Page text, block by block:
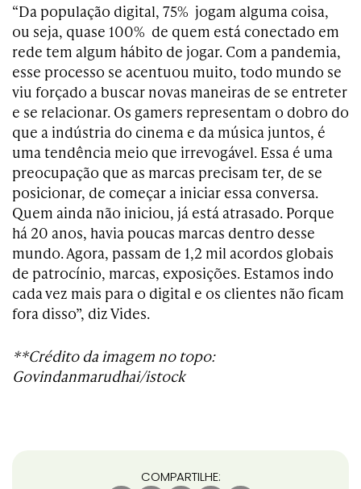
“Da população digital, 75% jogam alguma coisa,
ou seja, quase 100% de quem está conectado em
rede tem algum hábito de jogar. Com a pandemia,
esse processo se acentuou muito, todo mundo se
viu forçado a buscar novas maneiras de se entreter
e se relacionar. Os gamers representam o dobro do
que a indústria do cinema e da música juntos, é
uma tendência meio que irrevogável. Essa é uma
preocupação que as marcas precisam ter, de se
posicionar, de começar a iniciar essa conversa.
Quem ainda não iniciou, já está atrasado. Porque
há 20 anos, havia poucas marcas dentro desse
mundo. Agora, passam de 1,2 mil acordos globais
de patrocínio, marcas, exposições. Estamos indo
cada vez mais para o digital e os clientes não ficam
fora disso”, diz Vides.
**Crédito da imagem no topo:
Govindanmarudhai/istock
COMPARTILHE: